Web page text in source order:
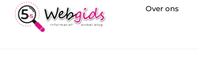
Over ons